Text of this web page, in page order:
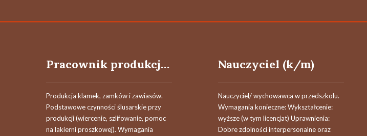
Pracownik produkcji (k/m)
Produkcja klamek, zamków i zawiasów.
Podstawowe czynności ślusarskie przy
produkcji (wiercenie, szlifowanie, pomoc
na lakierni proszkowej). Wymagania
Nauczyciel (k/m)
Nauczyciel/ wychowawca w przedszkolu.
Wymagania konieczne: Wykształcenie:
wyższe (w tym licencjat) Uprawnienia:
Dobre zdolności interpersonalne oraz